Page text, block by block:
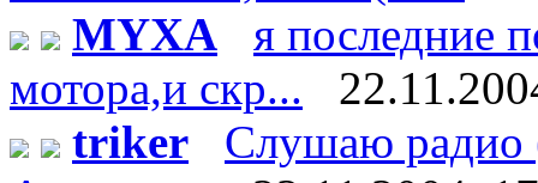
MYXA
я последние
мотора,и скр...
triker
Слушаю радио